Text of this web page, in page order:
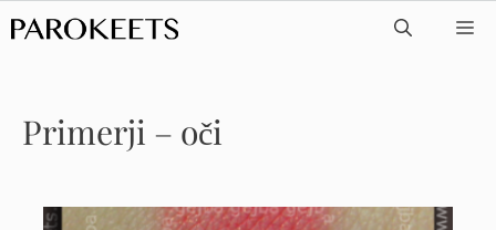
Skip
to
Primerji – oči